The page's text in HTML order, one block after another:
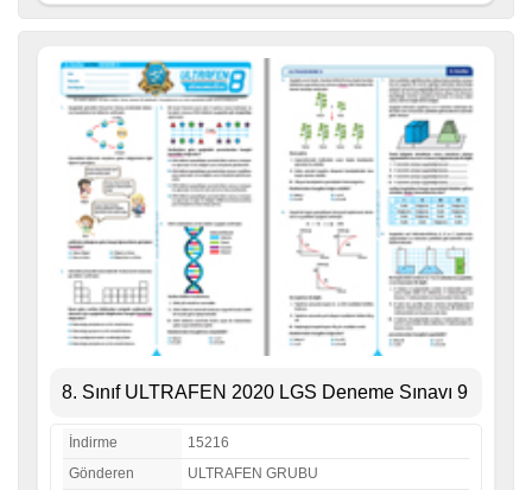
8. Sınıf ULTRAFEN 2020 LGS Deneme Sınavı 9
İndirme
15216
Gönderen
ULTRAFEN GRUBU